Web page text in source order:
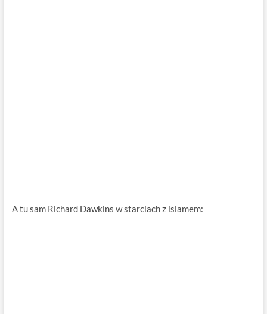
A tu sam Richard Dawkins w starciach z islamem: